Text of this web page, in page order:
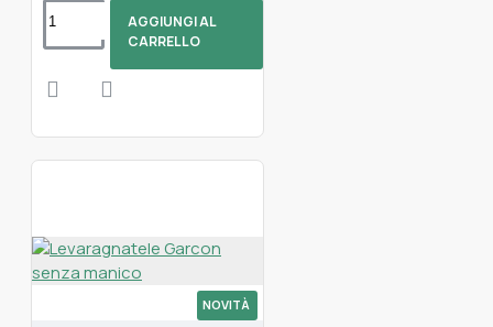
AGGIUNGI AL
CARRELLO
NOVITÀ